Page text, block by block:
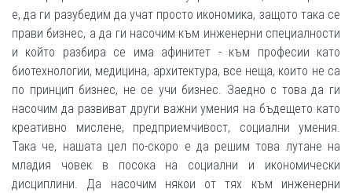
е, да ги разубедим да учат просто икономика, защото така се
прави бизнес, а да ги насочим към инженерни специалности
и който разбира се има афинитет - към професии като
биотехнологии, медицина, архитектура, все неща, които не са
по принцип бизнес, не се учи бизнес. Заедно с това да ги
насочим да развиват други важни умения на бъдещето като
креативно мислене, предприемчивост, социални умения.
Така че, нашата цел по-скоро е да решим това лутане на
младия човек в посока на социални и икономически
дисциплини. Да насочим някои от тях към инженерни